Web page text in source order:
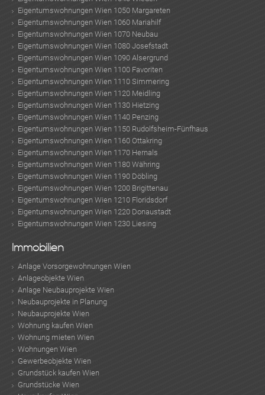
Eigentumswohnungen Wien 1050 Margareten
Eigentumswohnungen Wien 1060 Mariahilf
Eigentumswohnungen Wien 1070 Neubau
Eigentumswohnungen Wien 1080 Josefstadt
Eigentumswohnungen Wien 1090 Alsergrund
Eigentumswohnungen Wien 1100 Favoriten
Eigentumswohnungen Wien 1110 Simmering
Eigentumswohnungen Wien 1120 Meidling
Eigentumswohnungen Wien 1130 Hietzing
Eigentumswohnungen Wien 1140 Penzing
Eigentumswohnungen Wien 1150 Rudolfsheim-Fünfhaus
Eigentumswohnungen Wien 1160 Ottakring
Eigentumswohnungen Wien 1170 Hernals
Eigentumswohnungen Wien 1180 Währing
Eigentumswohnungen Wien 1190 Döbling
Eigentumswohnungen Wien 1200 Brigittenau
Eigentumswohnungen Wien 1210 Floridsdorf
Eigentumswohnungen Wien 1220 Donaustadt
Eigentumswohnungen Wien 1230 Liesing
Immobilien
Anlage Vorsorgewohnungen Wien
Anlageobjekte Wien
Anlage Neubauprojekte Wien
Neubauprojekte in Planung
Neubauprojekte Wien
Wohnung kaufen Wien
Wohnung mieten Wien
Wohnungen Wien
Gewerbeobjekte Wien
Grundstück kaufen Wien
Grundstücke Wien